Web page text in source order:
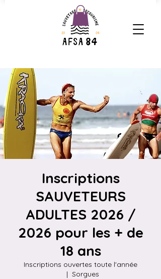
Inscriptions
SAUVETEURS
ADULTES 2026 /
2026 pour les + de
18 ans
Inscriptions ouvertes toute l'année
  |
Sorgues